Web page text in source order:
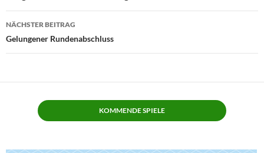
NÄCHSTER BEITRAG
Gelungener Rundenabschluss
KOMMENDE SPIELE